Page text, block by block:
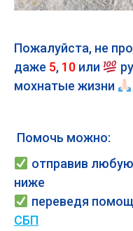
Пожалуйста, не
даже 5, 10 или
мохнатые жизни
Помочь можно:
отправив
ниже
переведя
СБП